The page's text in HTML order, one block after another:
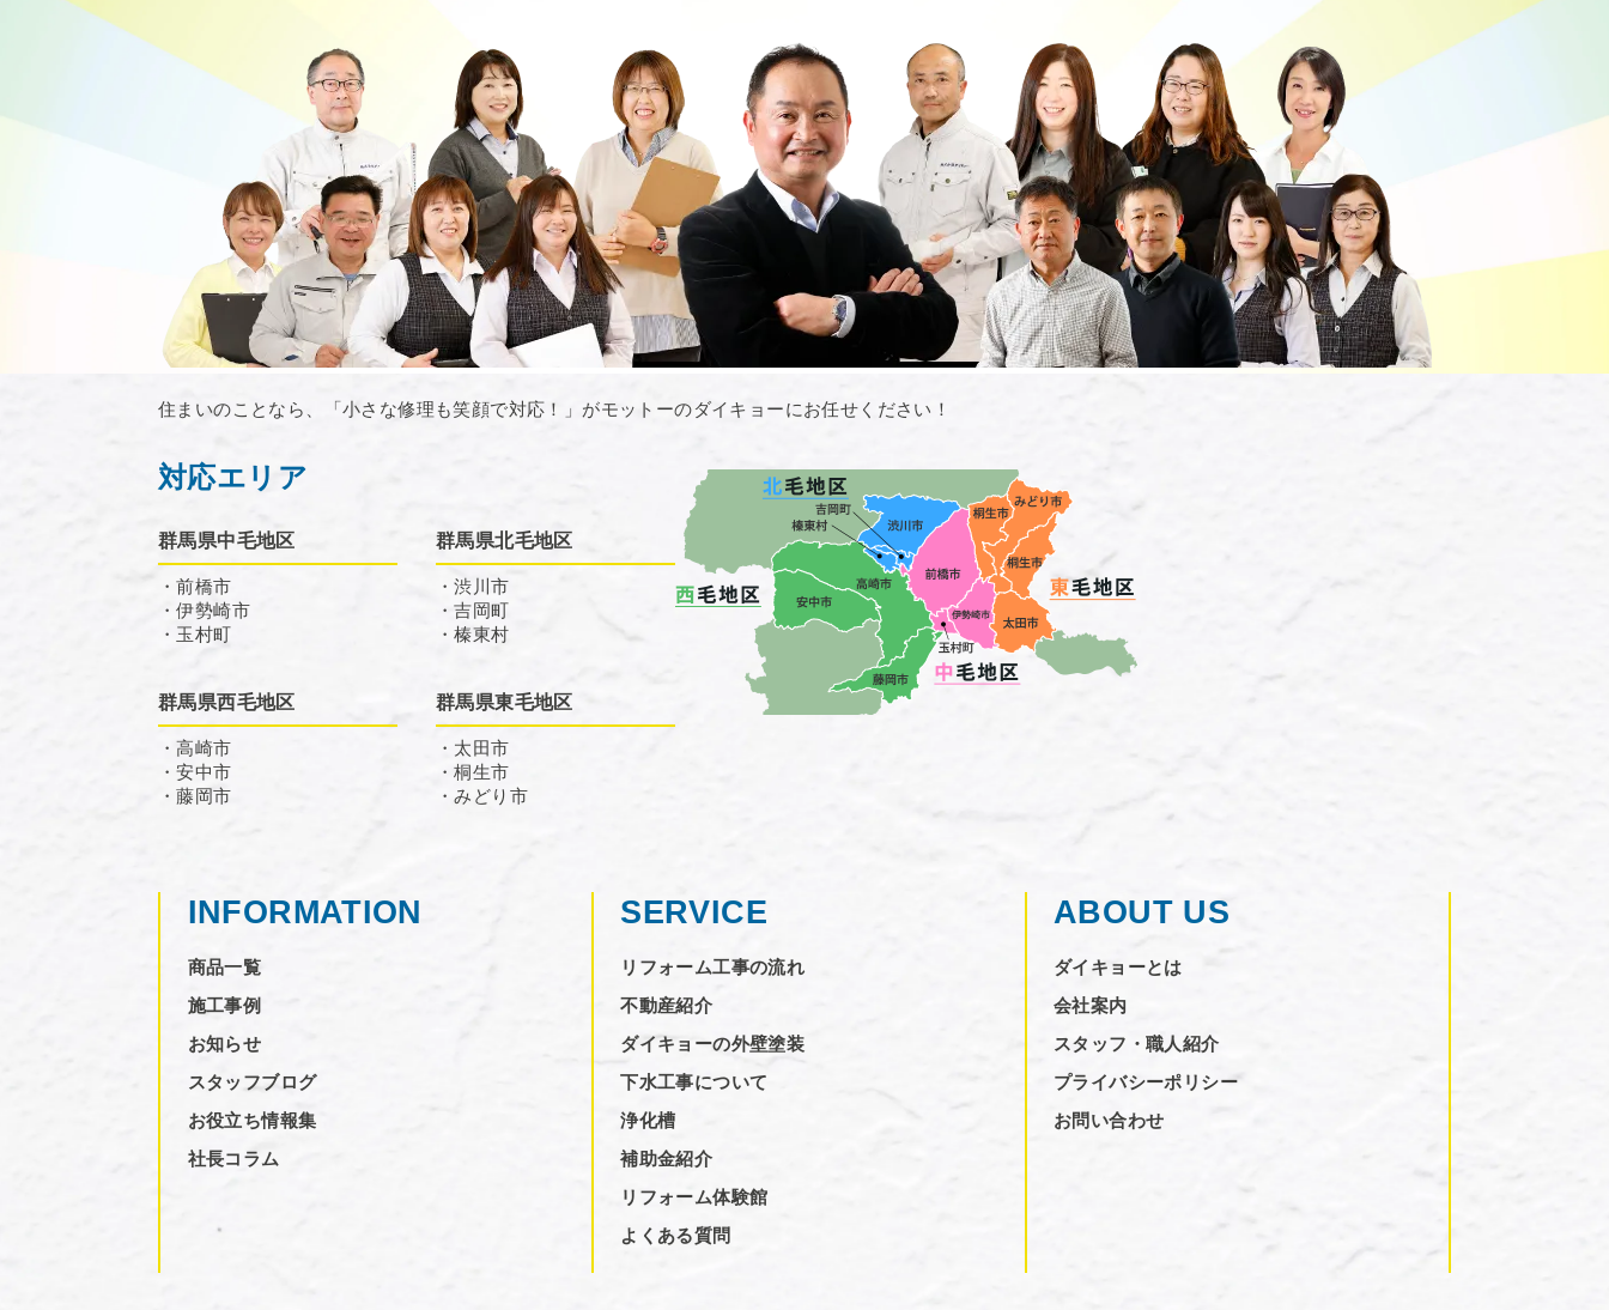
住まいのことなら、「小さな修理も笑顔で対応！」がモットーのダイキョーにお任せください！
対応エリア
群馬県中毛地区
・前橋市
・伊勢崎市
・玉村町
群馬県北毛地区
・渋川市
・吉岡町
・榛東村
群馬県西毛地区
・高崎市
・安中市
・藤岡市
群馬県東毛地区
・太田市
・桐生市
・みどり市
INFORMATION
商品一覧
施工事例
お知らせ
スタッフブログ
お役立ち情報集
社長コラム
SERVICE
リフォーム工事の流れ
不動産紹介
ダイキョーの外壁塗装
下水工事について
浄化槽
補助金紹介
リフォーム体験館
よくある質問
ABOUT US
ダイキョーとは
会社案内
スタッフ・職人紹介
プライバシーポリシー
お問い合わせ